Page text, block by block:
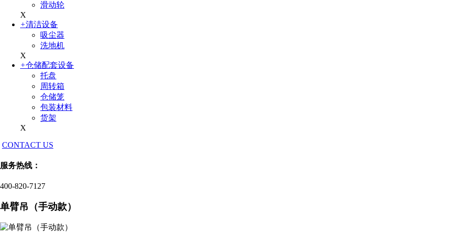
滑动轮
X
+清洁设备
吸尘器
洗地机
X
+仓储配套设备
托盘
周转箱
仓储笼
包装材料
货架
X
CONTACT US
服务热线：
400-820-7127
单臂吊（手动款）